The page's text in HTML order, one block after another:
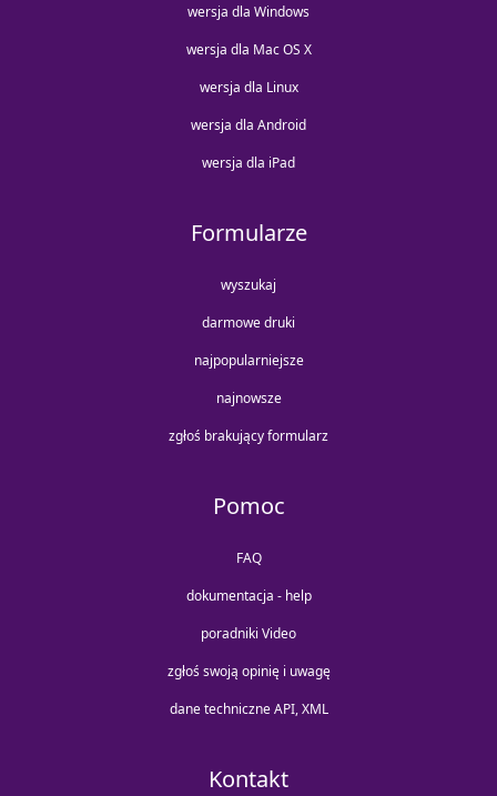
wersja dla Windows
wersja dla Mac OS X
wersja dla Linux
wersja dla Android
wersja dla iPad
Formularze
wyszukaj
darmowe druki
najpopularniejsze
najnowsze
zgłoś brakujący formularz
Pomoc
FAQ
dokumentacja - help
poradniki Video
zgłoś swoją opinię i uwagę
dane techniczne API, XML
Kontakt